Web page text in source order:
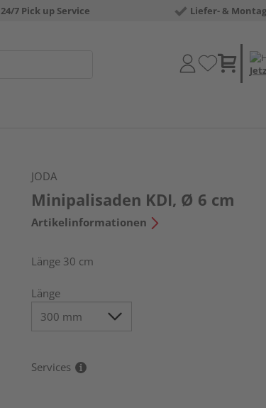
24/7 Pick up Service Liefer- &
JODA
Minipalisaden KDI, Ø 6 cm
Artikelinformationen
Länge 30 cm
Länge
Services